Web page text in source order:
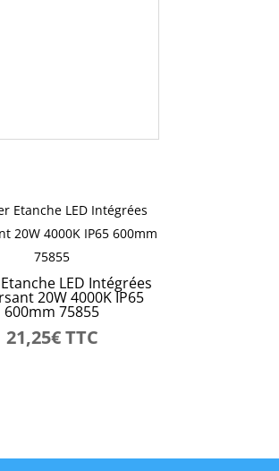
LED Intégrées
20W 4000K IP65
600mm 75855
21,25€TTC